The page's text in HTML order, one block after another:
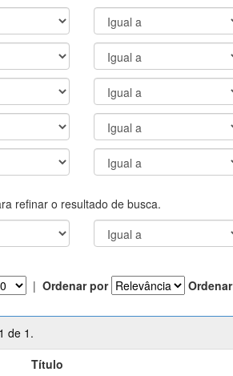
refinar o resultado de busca.
| Ordenar por Ordenar
de 1.
Título